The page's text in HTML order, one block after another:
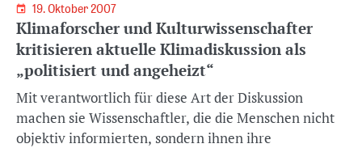
19. Oktober 2007
Klimaforscher und Kulturwissenschafter
kritisieren aktuelle Klimadiskussion als
„politisiert und angeheizt“
Mit verantwortlich für diese Art der Diskussion
machen sie Wissenschaftler, die die Menschen nicht
objektiv informierten, sondern ihnen ihre